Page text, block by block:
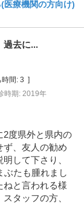
療機関の方向け)
過去に...
時間: 3 ]
時期: 2019年
2度県外と県内の
ず、友人の勧め
して下さり、
ぶたも腫れまし
ねと言われる様
タッフの方、